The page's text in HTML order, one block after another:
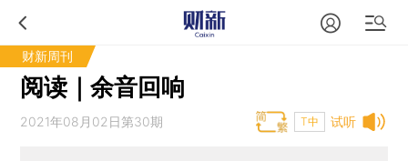
财新周刊
阅读｜余音回响
试听
2021年08月02日第30期 T中